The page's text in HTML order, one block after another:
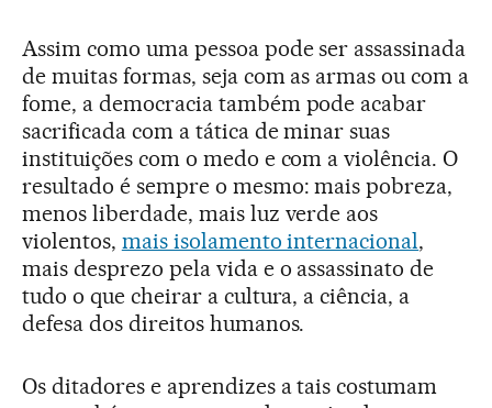
Assim como uma pessoa pode ser assassinada
de muitas formas, seja com as armas ou com a
fome, a democracia também pode acabar
sacrificada com a tática de minar suas
instituições com o medo e com a violência. O
resultado é sempre o mesmo: mais pobreza,
menos liberdade, mais luz verde aos
violentos, mais isolamento internacional,
mais desprezo pela vida e o assassinato de
tudo o que cheirar a cultura, a ciência, a
defesa dos direitos humanos.
Os ditadores e aprendizes a tais costumam